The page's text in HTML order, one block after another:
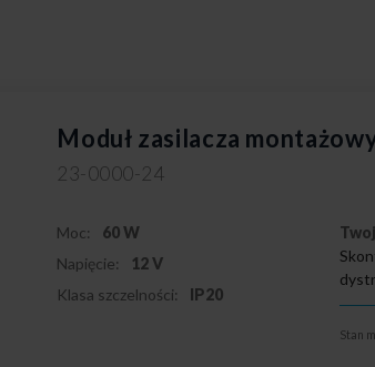
Moduł zasilacza
23-0000-24
Moc:
60 W
Napięcie:
12 V
Klasa szczelności:
IP20
Stan